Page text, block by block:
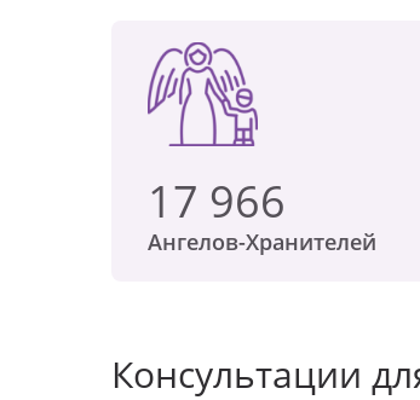
17 966
Ангелов-Хранителей
Консультации